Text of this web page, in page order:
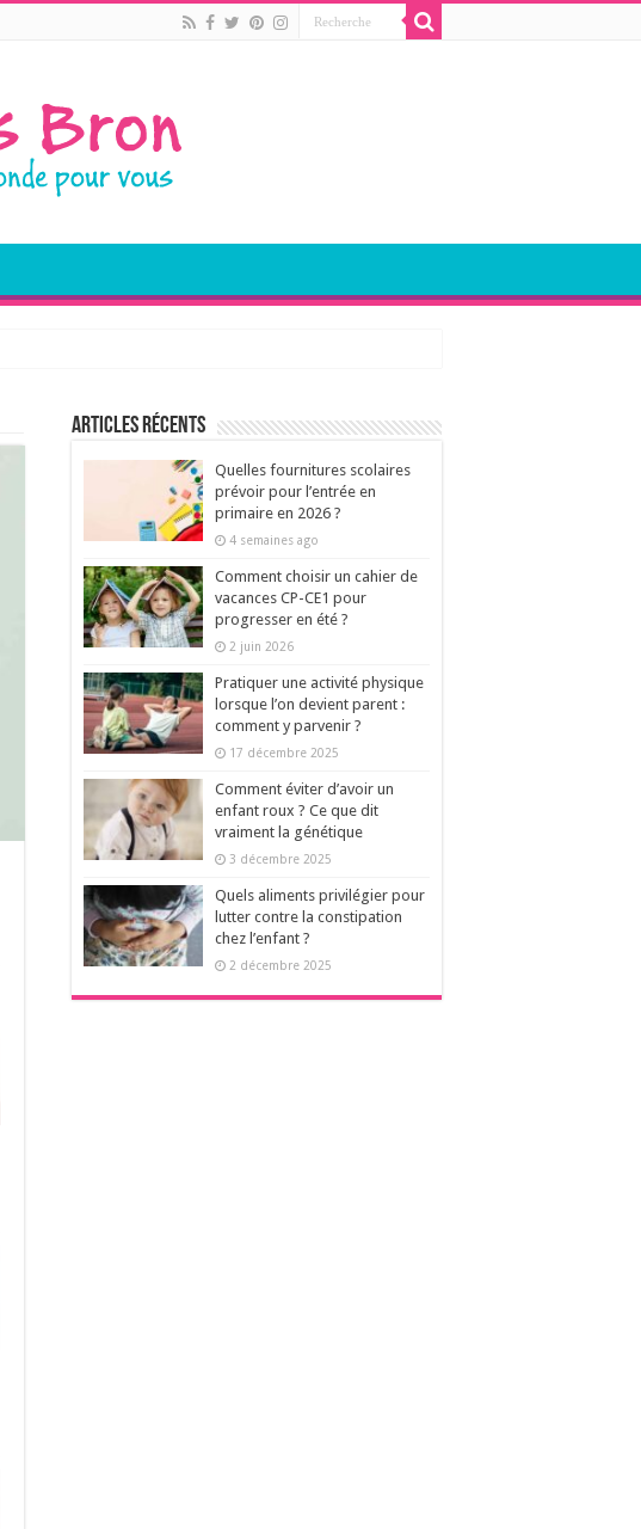
Articles récents
Quelles fournitures scolaires
prévoir pour l’entrée en
primaire en 2026 ?
4 semaines ago
Comment choisir un cahier de
vacances CP-CE1 pour
progresser en été ?
2 juin 2026
Pratiquer une activité physique
lorsque l’on devient parent :
comment y parvenir ?
17 décembre 2025
Comment éviter d’avoir un
enfant roux ? Ce que dit
vraiment la génétique
3 décembre 2025
Quels aliments privilégier pour
lutter contre la constipation
chez l’enfant ?
2 décembre 2025